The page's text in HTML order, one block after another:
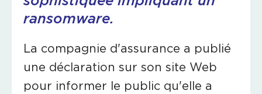
ransomware.
La compagnie d'assurance a publié
une déclaration sur son site Web
pour informer le public qu'elle a